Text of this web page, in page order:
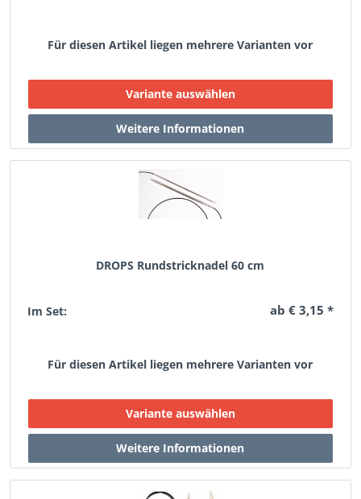
Für diesen Artikel liegen mehrere Varianten vor
DROPS Rundstricknadel 60 cm
Im Set: ab € 3,15 *
Für diesen Artikel liegen mehrere Varianten vor